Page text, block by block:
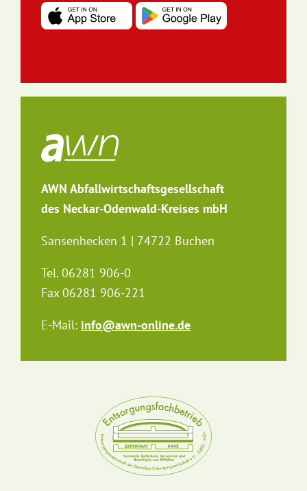
AWN Abfallwirtschaftsgesellschaft
des Neckar-Odenwald-Kreises mbH
Sansenhecken 1 | 74722 Buchen
Tel. 06281 906-0
Fax 06281 906-221
E-Mail: info@awn-online.de